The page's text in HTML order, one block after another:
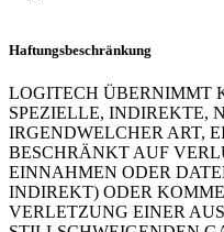
Haftungsbeschränkung
LOGITECH ÜBERNIMMT
SPEZIELLE, INDIREKTE,
IRGENDWELCHER ART,
BESCHRÄNKT AUF
EINNAHMEN ODER
INDIREKT) ODER
VERLETZUNG EINER